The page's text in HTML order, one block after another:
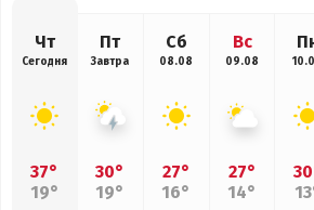
Чт
Сегодня
37°
19°
Пт
Завтра
30°
19°
Сб
08.08
27°
16°
Вс
09.08
27°
14°